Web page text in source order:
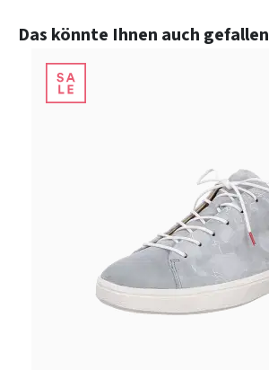
Produktgalerie überspringen
Das könnte Ihnen auch gefallen